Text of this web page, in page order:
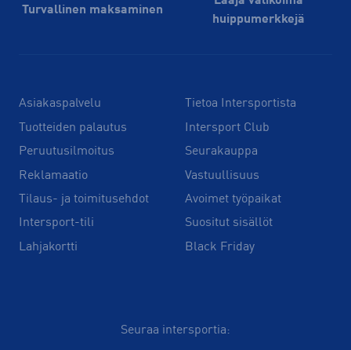
Turvallinen maksaminen
huippu­merkkejä
Asiakaspalvelu
Tuotteiden palautus
Peruutusilmoitus
Reklamaatio
Tilaus- ja toimitusehdot
Intersport-tili
Lahjakortti
Tietoa Intersportista
Intersport Club
Seurakauppa
Vastuullisuus
Avoimet työpaikat
Suositut sisällöt
Black Friday
Seuraa intersportia: